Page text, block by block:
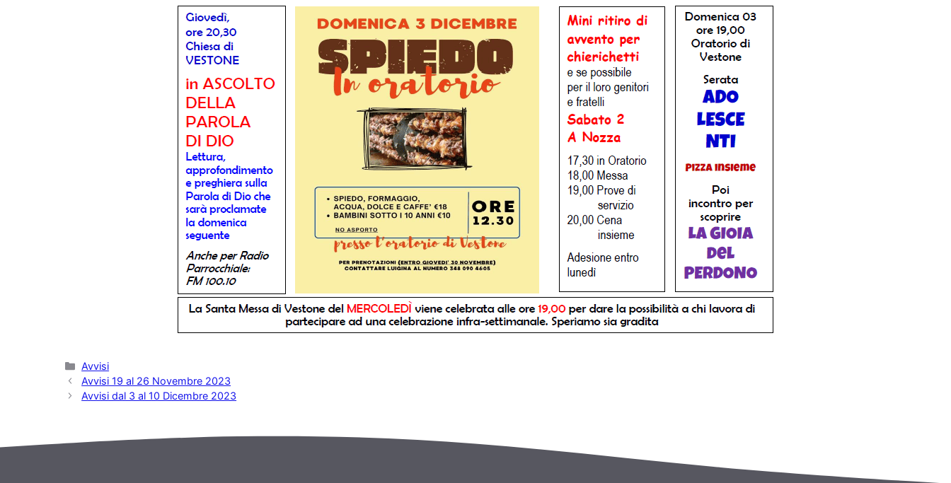
Categorie
Avvisi
Avvisi 19 al 26 Novembre 2023
Avvisi dal 3 al 10 Dicembre 2023